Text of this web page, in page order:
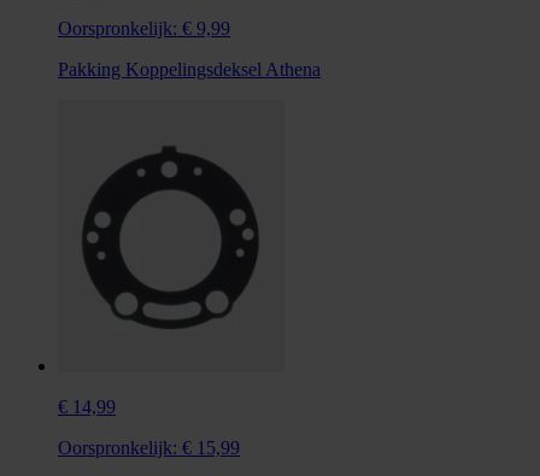
Oorspronkelijk: € 9,99
Pakking Koppelingsdeksel Athena
€ 14,99
Oorspronkelijk: € 15,99